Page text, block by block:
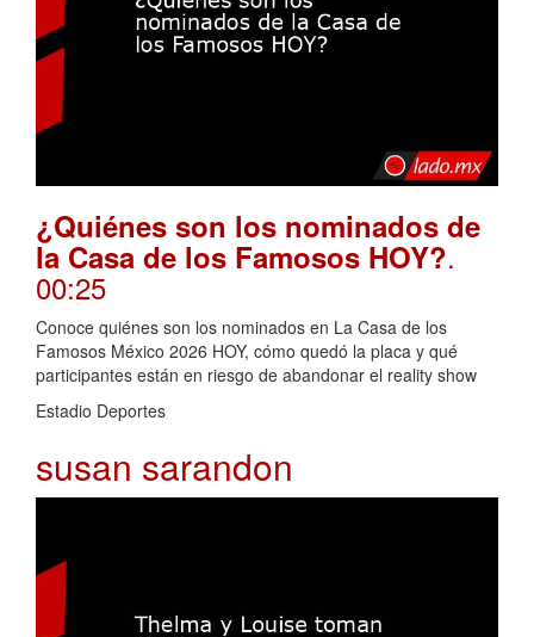
¿Quiénes son los nominados de
la Casa de los Famosos HOY?.
00:25
Conoce quiénes son los nominados en La Casa de los
Famosos México 2026 HOY, cómo quedó la placa y qué
participantes están en riesgo de abandonar el reality show
Estadio Deportes
susan sarandon